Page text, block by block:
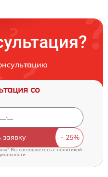
со
заявку
Вы соглашаетесь cполитикой